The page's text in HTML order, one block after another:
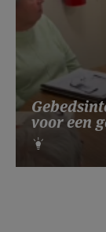
voor een